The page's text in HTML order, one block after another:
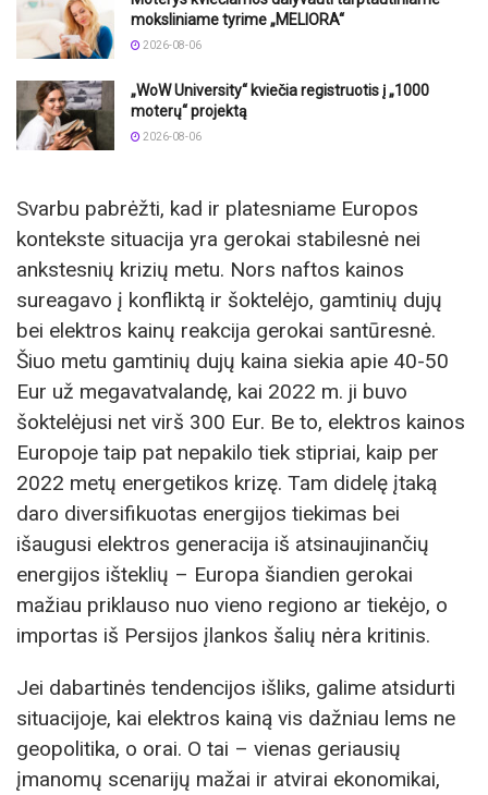
moksliniame tyrime „MELIORA“
2026-08-06
„WoW University“ kviečia registruotis į „1000
moterų“ projektą
2026-08-06
Svarbu pabrėžti, kad ir platesniame Europos
kontekste situacija yra gerokai stabilesnė nei
ankstesnių krizių metu. Nors naftos kainos
sureagavo į konfliktą ir šoktelėjo, gamtinių dujų
bei elektros kainų reakcija gerokai santūresnė.
Šiuo metu gamtinių dujų kaina siekia apie 40-50
Eur už megavatvalandę, kai 2022 m. ji buvo
šoktelėjusi net virš 300 Eur. Be to, elektros kainos
Europoje taip pat nepakilo tiek stipriai, kaip per
2022 metų energetikos krizę. Tam didelę įtaką
daro diversifikuotas energijos tiekimas bei
išaugusi elektros generacija iš atsinaujinančių
energijos išteklių – Europa šiandien gerokai
mažiau priklauso nuo vieno regiono ar tiekėjo, o
importas iš Persijos įlankos šalių nėra kritinis.
Jei dabartinės tendencijos išliks, galime atsidurti
situacijoje, kai elektros kainą vis dažniau lems ne
geopolitika, o orai. O tai – vienas geriausių
įmanomų scenarijų mažai ir atvirai ekonomikai,